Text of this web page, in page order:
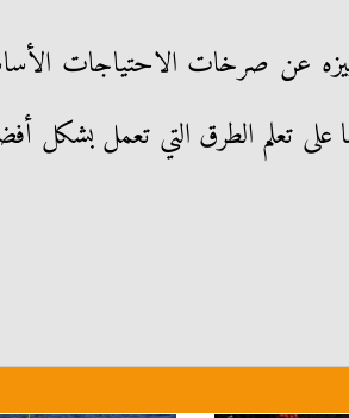
عن صرخات الاحتياجات
على تعلم الطرق التي تعمل بشكل